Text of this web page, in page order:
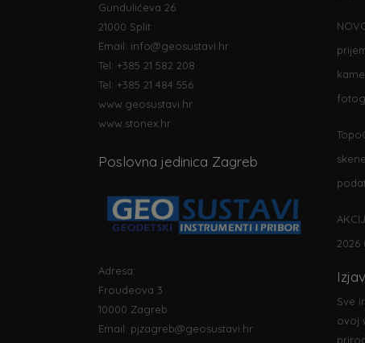
Gundulićeva 26
21000 Split
Email: info@geosustavi.hr
Tel: +385 21 582 208
Tel: +385 21 484 556
www.geosustavi.hr
www.stonex.hr
Poslovna jedinica Zagreb
Adresa:
Froudeova 3
10000 Zagreb
Email: pjzagreb@geosustavi.hr
2026
Sve
ovoj